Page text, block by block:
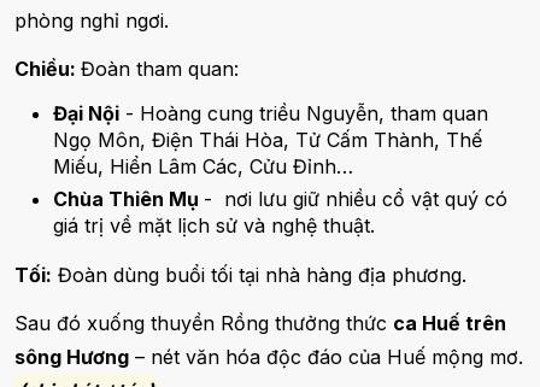
phòng nghỉ ngơi.
Chiều: Đoàn tham quan:
Đại Nội - Hoàng cung triều Nguyễn, tham quan
Ngọ Môn, Điện Thái Hòa, Tử Cấm Thành, Thế
Miếu, Hiển Lâm Các, Cửu Đỉnh…
Chùa Thiên Mụ - nơi lưu giữ nhiều cổ vật quý có
giá trị về mặt lịch sử và nghệ thuật.
Tối: Đoàn dùng buổi tối tại nhà hàng địa phương.
Sau đó xuống thuyền Rồng thưởng thức ca Huế trên
sông Hương – nét văn hóa độc đáo của Huế mộng mơ.